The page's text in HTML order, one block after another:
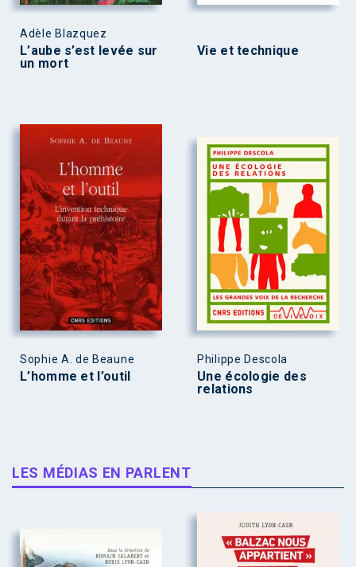
Adèle Blazquez
L’aube s’est levée sur
un mort
Vie et technique
Sophie A. de Beaune
L’homme et l’outil
Philippe Descola
Une écologie des
relations
LES MÉDIAS EN PARLENT